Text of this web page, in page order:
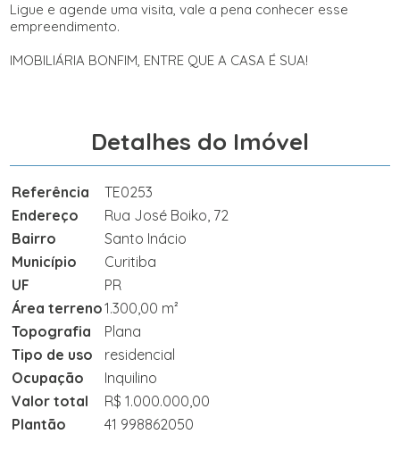
Ligue e agende uma visita, vale a pena conhecer esse
empreendimento.
IMOBILIÁRIA BONFIM, ENTRE QUE A CASA É SUA!
Detalhes do Imóvel
Referência
TE0253
Endereço
Rua José Boiko, 72
Bairro
Santo Inácio
Município
Curitiba
UF
PR
Área terreno1.300,00 m²
Topografia
Plana
Tipo de uso
residencial
Ocupação
Inquilino
Valor total
R$ 1.000.000,00
Plantão
41 998862050